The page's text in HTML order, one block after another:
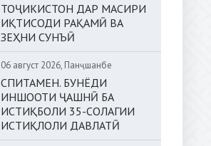
ТОҶИКИСТОН ДАР МАСИРИ
ИҚТИСОДИ РАҚАМӢ ВА
ЗЕҲНИ СУНЪӢ
06 август 2026, Панҷшанбе
СПИТАМЕН. БУНЁДИ
ИНШООТИ ҶАШНӢ БА
ИСТИҚБОЛИ 35-СОЛАГИИ
ИСТИҚЛОЛИ ДАВЛАТӢ